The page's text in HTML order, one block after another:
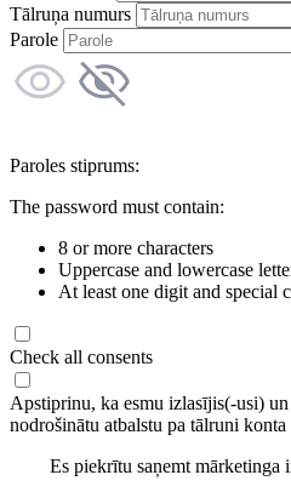
Tālruņa numurs
Parole
Paroles stiprums:
The password must contain:
8 or more characters
Uppercase and lowercase
At least one digit and special
Check all consents
Apstiprinu, ka esmu izlasījis(-usi)
nodrošinātu atbalstu pa tālruni
Es piekrītu saņemt